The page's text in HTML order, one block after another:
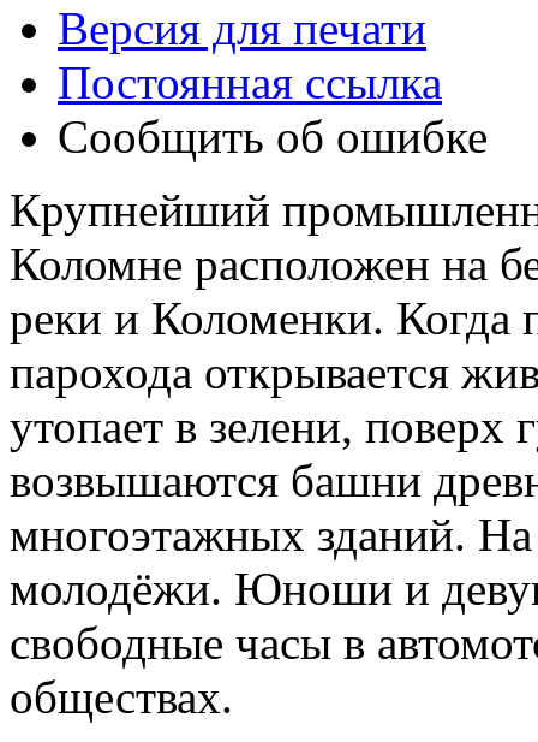
Версия для печати
Постоянная ссылка
Сообщить об ошибке
Крупнейший
Коломне расположен на
реки и Коломенки. Когда
парохода открывается
утопает в зелени, поверх
возвышаются башни
многоэтажных зданий. На
молодёжи. Юноши и
свободные часы в
обществах.